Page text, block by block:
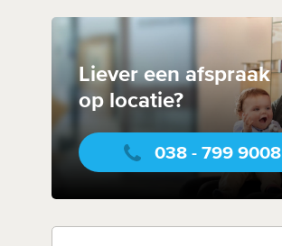
Liever een afspraak
op locatie?
038 - 799 9008